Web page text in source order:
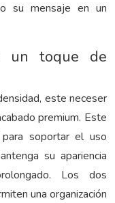
su mensaje en un
un toque de
este neceser
premium. Este
soportar el uso
su apariencia
Los dos
una organización